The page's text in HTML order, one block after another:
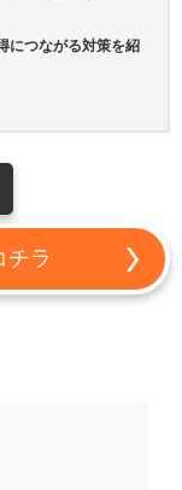
につながる対策を紹
チラ